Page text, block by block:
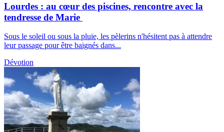
Lourdes : au cœur des piscines, rencontre avec la
tendresse de Marie
Sous le soleil ou sous la pluie, les pèlerins n'hésitent pas à attendre
leur passage pour être baignés dans...
Dévotion